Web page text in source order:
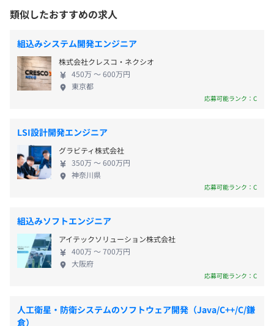
エンジニアの担う役割や成果の大きさにより評価に差をつ
評価しています。
技術部・ソフト開発課：8名
《年間休日123日》
・祝日
・年末年始休暇
・夏季休暇
・GW休暇
・年次有給休暇（初年度10日※入社時5日付与）
など
賞与：年2回（6月、12月）
昇給：年1回（4月）
は本社を名古屋市へ移転し、さらなるグローバル展
開へ向けた体制を構築中です。 ◆人間関係良好／安
心して働ける職場 福利厚生充実・フレックス勤務
可・平均残業月20h以下など、働きやすい環境を整え
ています。職場はアットホームで、仕事ぶりは真面目
で素直な社員が集まっています。素直で真面目なだけ
でなく、壁を乗り越えて頑張る力、成功するまでチ
徴です。中途入社の方も多く、馴染みやすい雰囲気が
あるので、のびのびと自分らしく働くことができま
す。すべての社員が業務に集中し、安心して働き続け
ることができるように、さまざまな仕組みや環境づ
くりに力を入れています。
類似したおすすめの求人
組込みシステム開発エンジニア
株式会社クレスコ・ネクシオ
450万 〜 600万円
東京都
応募可能ランク：C
LSI設計開発エンジニア
グラビティ株式会社
350万 〜 600万円
神奈川県
応募可能ランク：C
組込みソフトエンジニア
アイテックソリューション株式会社
400万 〜 700万円
大阪府
応募可能ランク：C
人工衛星・防衛システムのソフトウェア開発（Java/C++/C/鎌
倉）